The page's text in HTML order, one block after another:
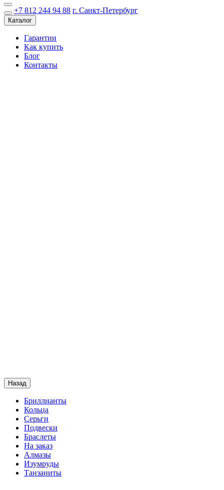
+7 812 244 94 88 г. Санкт-Петербург
Каталог
Гарантии
Как купить
Блог
Контакты
Назад
Бриллианты
Кольца
Серьги
Подвески
Браслеты
На заказ
Алмазы
Изумруды
Танзаниты